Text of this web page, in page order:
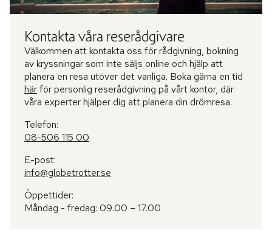
Kontakta våra reserådgivare
Välkommen att kontakta oss för rådgivning, bokning
av kryssningar som inte säljs online och hjälp att
planera en resa utöver det vanliga. Boka gärna en tid
härför personlig reserådgivning på vårt kontor, där
våra experter hjälper dig att planera din drömresa.
Telefon:
08-506 115 00
E-post:
info@globetrotter.se
Öppettider:
Måndag - fredag: 09.00 – 17.00